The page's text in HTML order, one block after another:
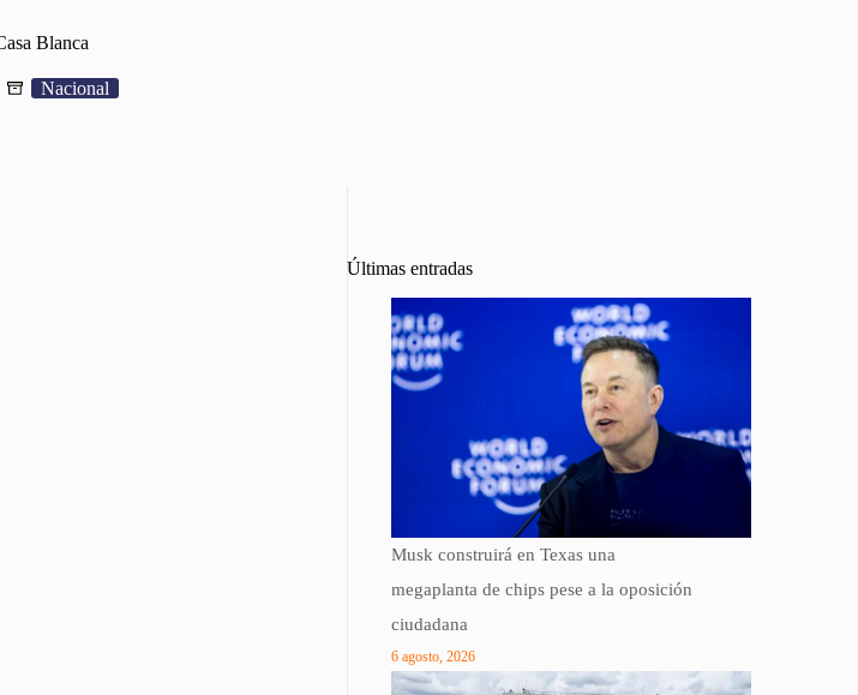
Blanca
Nacional
Últimas entradas
Musk construirá en Texas una
megaplanta de chips pese a la oposición
ciudadana
6 agosto, 2026